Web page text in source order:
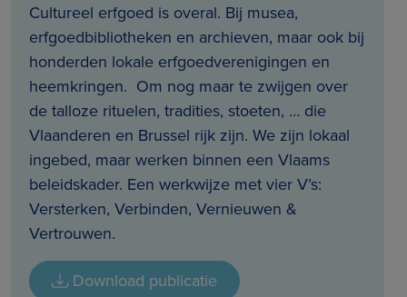
Cultureel erfgoed is overal. Bij musea,
erfgoedbibliotheken en archieven, maar ook bij
honderden lokale erfgoedverenigingen en
heemkringen. Om nog maar te zwijgen over
de talloze rituelen, tradities, stoeten, … die
Vlaanderen en Brussel rijk zijn. We zijn lokaal
ingebed, maar werken binnen een Vlaams
beleidskader. Een werkwijze met vier V’s:
Versterken, Verbinden, Vernieuwen &
Vertrouwen.
Download publicatie